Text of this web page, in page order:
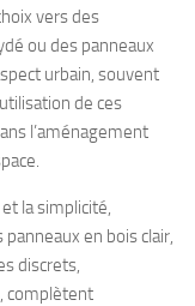
vers des
ou des panneaux
urbain, souvent
de ces
l’aménagement
la simplicité,
en bois clair,
discrets,
complètent